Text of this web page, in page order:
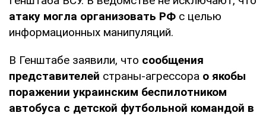
атаку могла организовать РФ с целью
информационных манипуляций.
В Генштабе заявили, что сообщения
представителей страны-агрессора о якобы
поражении украинским беспилотником
автобуса с детской футбольной командой в